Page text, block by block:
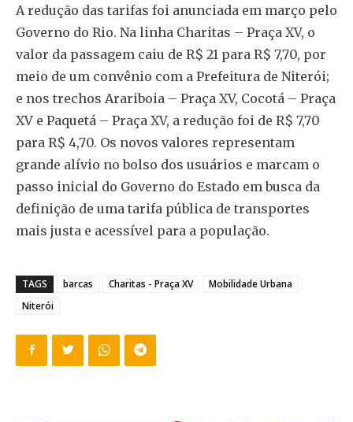
A redução das tarifas foi anunciada em março pelo
Governo do Rio. Na linha Charitas – Praça XV, o
valor da passagem caiu de R$ 21 para R$ 7,70, por
meio de um convênio com a Prefeitura de Niterói;
e nos trechos Arariboia – Praça XV, Cocotá – Praça
XV e Paquetá – Praça XV, a redução foi de R$ 7,70
para R$ 4,70. Os novos valores representam
grande alívio no bolso dos usuários e marcam o
passo inicial do Governo do Estado em busca da
definição de uma tarifa pública de transportes
mais justa e acessível para a população.
TAGS barcas Charitas - Praça XV
Mobilidade Urbana
Niterói